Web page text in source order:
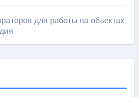
для работы на объектах